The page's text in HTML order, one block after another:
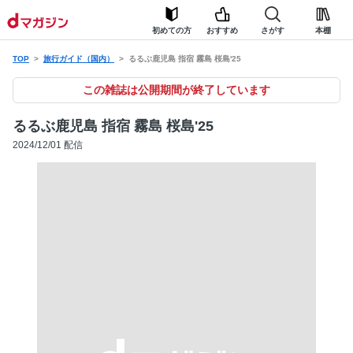
初めての方 おすすめ さがす 本棚
TOP 旅行ガイド（国内） るるぶ鹿児島 指宿 霧島 桜島'25
この雑誌は公開期間が終了しています
るるぶ鹿児島 指宿 霧島 桜島'25
2024/12/01 配信